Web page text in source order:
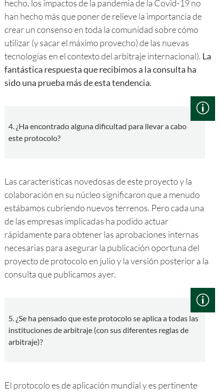
hecho, los impactos de la pandemia de la Covid-19 no
han hecho más que poner de relieve la importancia de
crear un consenso en toda la comunidad sobre cómo
utilizar (y sacar el máximo provecho) de las nuevas
tecnologías en el contexto del arbitraje internacional). La
fantástica respuesta que recibimos a la consulta ha
sido una prueba más de esta tendencia.
4. ¿Ha encontrado alguna dificultad para llevar a cabo
este protocolo?
Las características novedosas de este proyecto y la
colaboración en su núcleo significaron que a menudo
estábamos cubriendo nuevos terrenos. Pero cada una
de las empresas implicadas ha podido actuar
rápidamente para obtener las aprobaciones internas
necesarias para asegurar la publicación oportuna del
proyecto de protocolo en julio y la versión posterior a la
consulta que publicamos ayer.
5. ¿Se ha pensado que este protocolo se aplica a todas las
instituciones de arbitraje (con sus diferentes reglas de
arbitraje)?
El protocolo es de aplicación mundial y es pertinente